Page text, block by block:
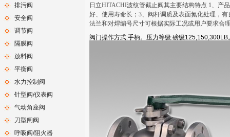
排污阀
安全阀
调节阀
隔膜阀
放料阀
平衡阀
水力控制阀
针型阀/仪表阀
气动角座阀
刀型闸阀
呼吸阀/阻火器
日立HITACHI波纹管截止阀其主要结构特点 1、产
好、使用寿命长；3、阀杆调质及表面氮化处理，
法兰和对焊编号尺寸可根据实际工况或用户要求合
阀门操作方式:手柄。压力等级:磅级